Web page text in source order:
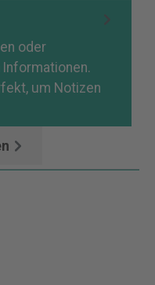
oder
um Notizen